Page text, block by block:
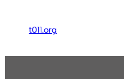
ス
t011.org